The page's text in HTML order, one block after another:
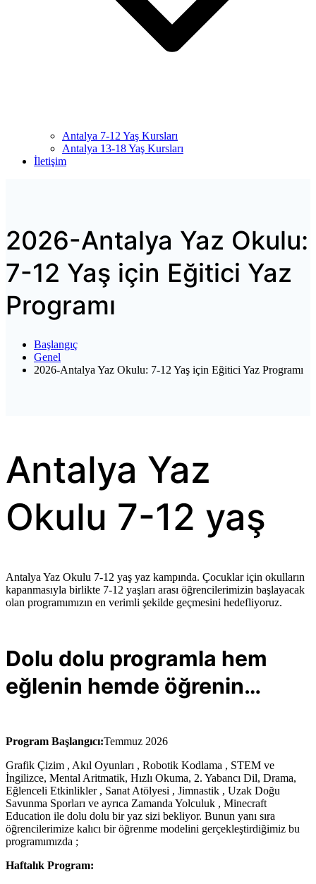
Antalya 7-12 Yaş Kursları
Antalya 13-18 Yaş Kursları
İletişim
2026-Antalya Yaz Okulu:
7-12 Yaş için Eğitici Yaz
Programı
Başlangıç
Genel
2026-Antalya Yaz Okulu: 7-12 Yaş için Eğitici Yaz Programı
Antalya Yaz
Okulu 7-12 yaş
Antalya Yaz Okulu 7-12 yaş yaz kampında. Çocuklar için okulların
kapanmasıyla birlikte 7-12 yaşları arası öğrencilerimizin başlayacak
olan programımızın en verimli şekilde geçmesini hedefliyoruz.
Dolu dolu programla hem
eğlenin hemde öğrenin…
Program Başlangıcı:Temmuz 2026
Grafik Çizim , Akıl Oyunları , Robotik Kodlama , STEM ve
İngilizce, Mental Aritmatik, Hızlı Okuma, 2. Yabancı Dil, Drama,
Eğlenceli Etkinlikler , Sanat Atölyesi , Jimnastik , Uzak Doğu
Savunma Sporları ve ayrıca Zamanda Yolculuk , Minecraft
Education ile dolu dolu bir yaz sizi bekliyor. Bunun yanı sıra
öğrencilerimize kalıcı bir öğrenme modelini gerçekleştirdiğimiz bu
programımızda ;
Haftalık Program: